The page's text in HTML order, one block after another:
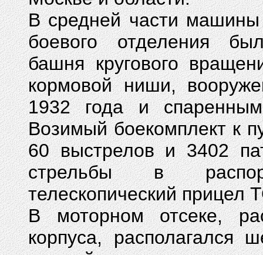
В средней части
боевого отделения
башня кругового
кормовой ниши,
1932 года и
Возимый боекомплект к
60 выстрелов и 3402
стрельбы в
телескопический прицел
В моторном отсеке,
корпуса, располагался